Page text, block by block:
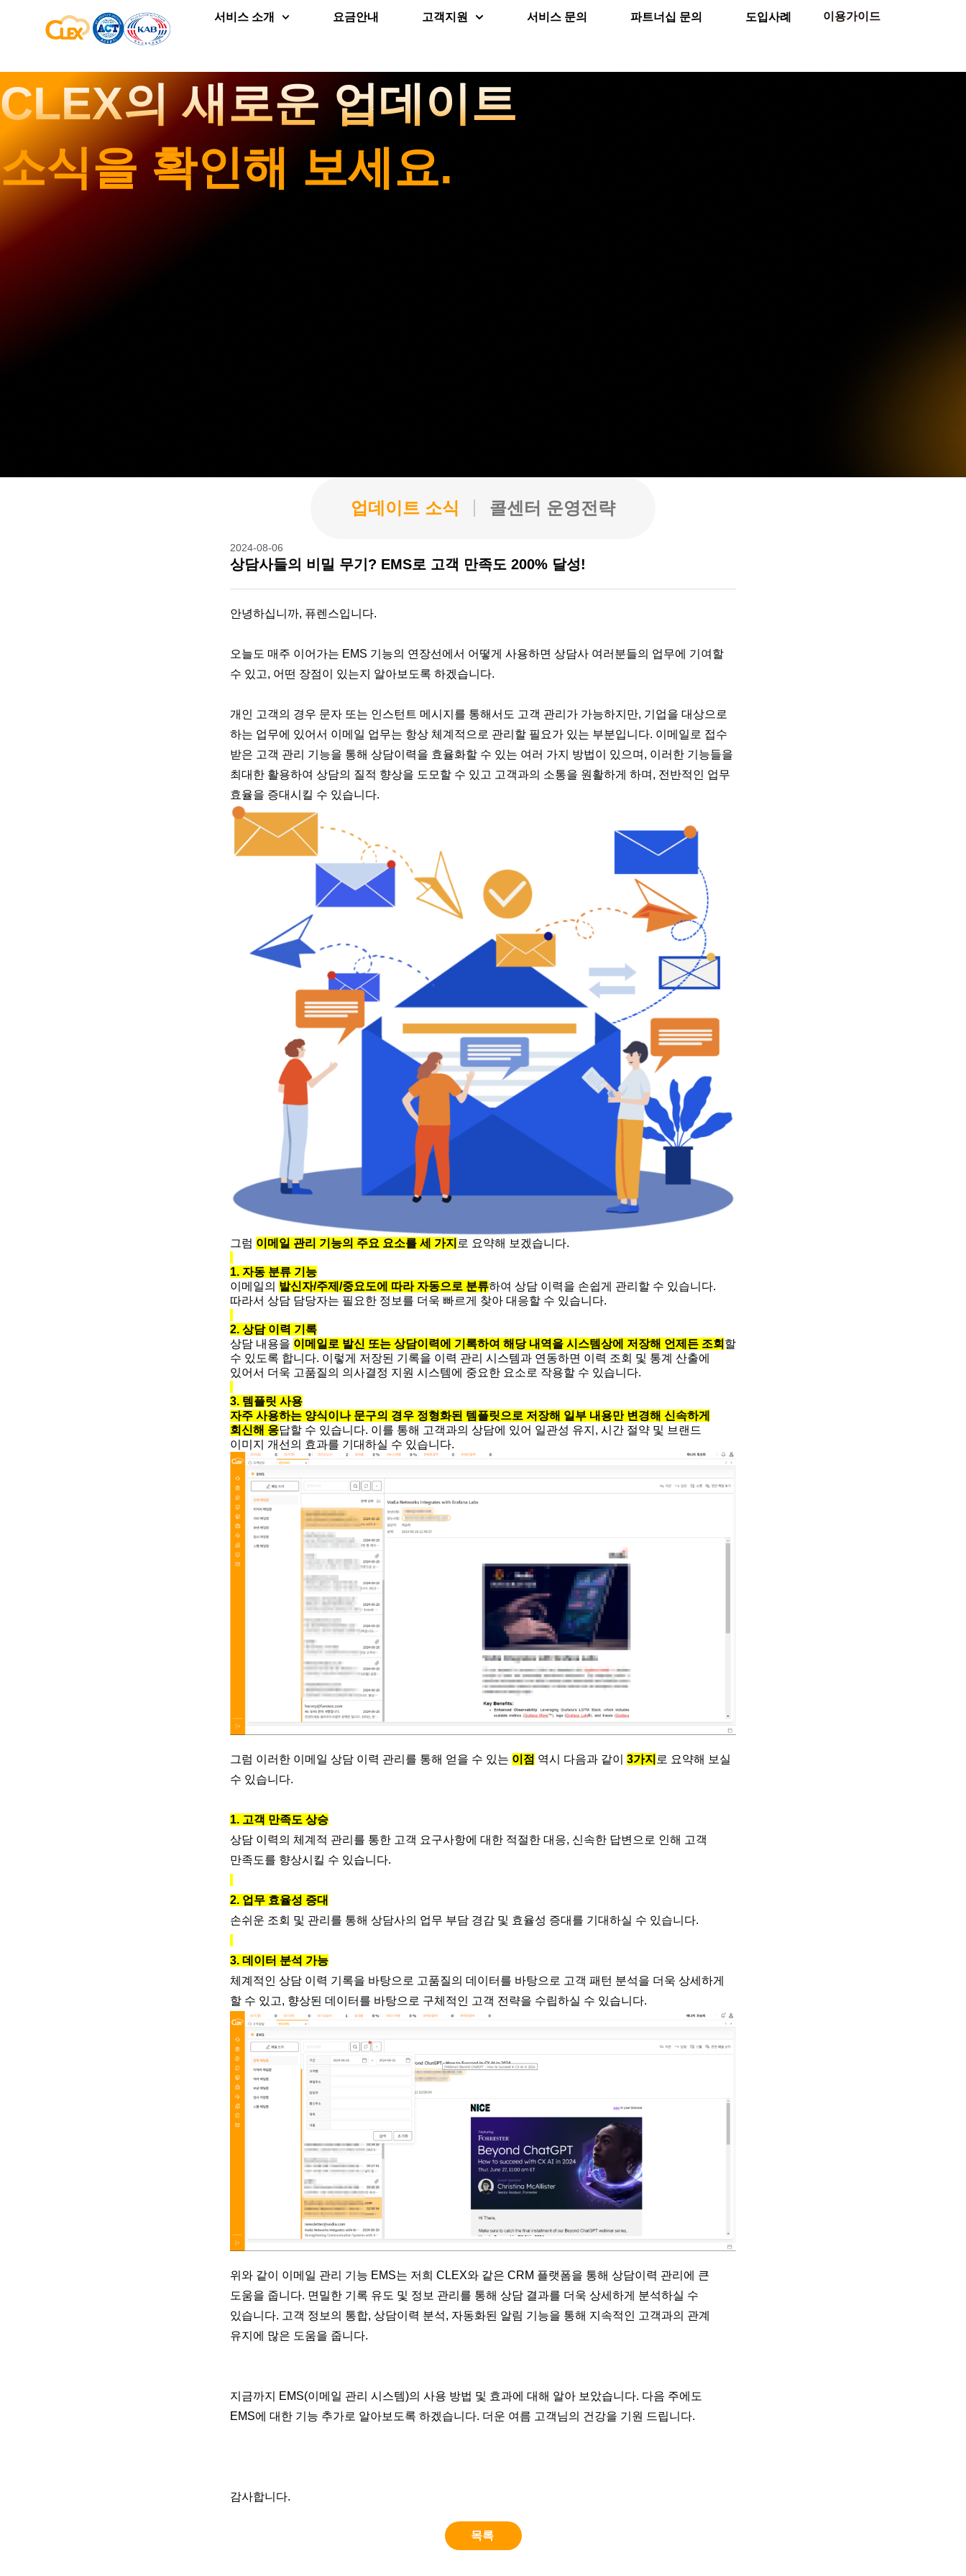
서비스 소개 요금안내 고객지원 서비스 문의 파트너십 문의 도입사례 이용가이드
CLEX의 새로운 업데이트
소식을 확인해 보세요.
업데이트 소식 콜센터 운영전략
2024-08-06
상담사들의 비밀 무기? EMS로 고객 만족도 200% 달성!
안녕하십니까, 퓨렌스입니다.
오늘도 매주 이어가는 EMS 기능의 연장선에서 어떻게 사용하면 상담사 여러분들의 업무에 기여할
수 있고, 어떤 장점이 있는지 알아보도록 하겠습니다.
개인 고객의 경우 문자 또는 인스턴트 메시지를 통해서도 고객 관리가 가능하지만, 기업을 대상으로
하는 업무에 있어서 이메일 업무는 항상 체계적으로 관리할 필요가 있는 부분입니다. 이메일로 접수
받은 고객 관리 기능을 통해 상담이력을 효율화할 수 있는 여러 가지 방법이 있으며, 이러한 기능들을
최대한 활용하여 상담의 질적 향상을 도모할 수 있고 고객과의 소통을 원활하게 하며, 전반적인 업무
효율을 증대시킬 수 있습니다.
그럼 이메일 관리 기능의 주요 요소를 세 가지 로 요약해 보겠습니다.
1. 자동 분류 기능
이메일의 발신자/주제/중요도에 따라 자동으로 분류하여 상담 이력을 손쉽게 관리할 수 있습니다.
따라서 상담 담당자는 필요한 정보를 더욱 빠르게 찾아 대응할 수 있습니다.
2. 상담 이력 기록
상담 내용을 이메일로 발신 또는 상담이력에 기록하여 해당 내역을 시스템상에 저장해 언제든 조회 할
수 있도록 합니다. 이렇게 저장된 기록을 이력 관리 시스템과 연동하면 이력 조회 및 통계 산출에
있어서 더욱 고품질의 의사결정 지원 시스템에 중요한 요소로 작용할 수 있습니다.
3. 템플릿 사용
자주 사용하는 양식이나 문구의 경우 정형화된 템플릿으로 저장해 일부 내용만 변경해 신속하게
회신해 응답할 수 있습니다. 이를 통해 고객과의 상담에 있어 일관성 유지, 시간 절약 및 브랜드
이미지 개선의 효과를 기대하실 수 있습니다.
그럼 이러한 이메일 상담 이력 관리를 통해 얻을 수 있는 이점 역시 다음과 같이 3가지 로 요약해 보실
수 있습니다.
1. 고객 만족도 상승
상담 이력의 체계적 관리를 통한 고객 요구사항에 대한 적절한 대응, 신속한 답변으로 인해 고객
만족도를 향상시킬 수 있습니다.
2. 업무 효율성 증대
손쉬운 조회 및 관리를 통해 상담사의 업무 부담 경감 및 효율성 증대를 기대하실 수 있습니다.
3. 데이터 분석 가능
체계적인 상담 이력 기록을 바탕으로 고품질의 데이터를 바탕으로 고객 패턴 분석을 더욱 상세하게
할 수 있고, 향상된 데이터를 바탕으로 구체적인 고객 전략을 수립하실 수 있습니다.
위와 같이 이메일 관리 기능 EMS는 저희 CLEX와 같은 CRM 플랫폼을 통해 상담이력 관리에 큰
도움을 줍니다. 면밀한 기록 유도 및 정보 관리를 통해 상담 결과를 더욱 상세하게 분석하실 수
있습니다. 고객 정보의 통합, 상담이력 분석, 자동화된 알림 기능을 통해 지속적인 고객과의 관계
유지에 많은 도움을 줍니다.
지금까지 EMS(이메일 관리 시스템)의 사용 방법 및 효과에 대해 알아 보았습니다. 다음 주에도
EMS에 대한 기능 추가로 알아보도록 하겠습니다. 더운 여름 고객님의 건강을 기원 드립니다.
감사합니다.
목록